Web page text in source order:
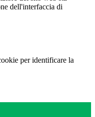
dell'interfaccia di
per identificare la